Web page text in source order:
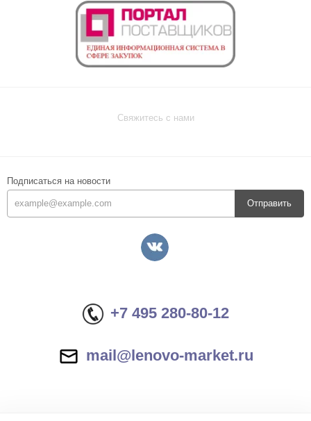
Свяжитесь с нами
Подписаться на новости
Отправить
+7 495 280-80-12
mail@lenovo-market.ru